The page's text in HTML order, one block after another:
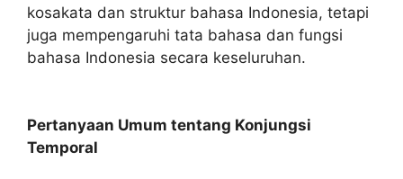
kosakata dan struktur bahasa Indonesia, tetapi
juga mempengaruhi tata bahasa dan fungsi
bahasa Indonesia secara keseluruhan.
Pertanyaan Umum tentang Konjungsi
Temporal